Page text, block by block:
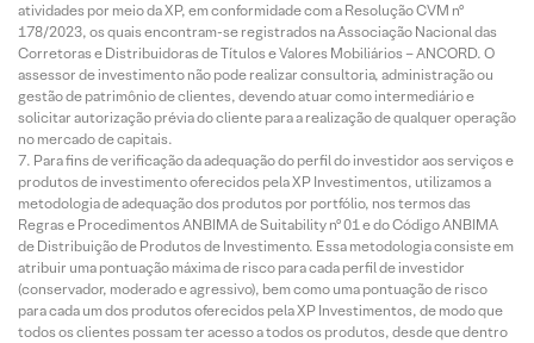
atividades por meio da XP, em conformidade com a Resolução CVM nº
178/2023, os quais encontram-se registrados na Associação Nacional das
Corretoras e Distribuidoras de Títulos e Valores Mobiliários – ANCORD. O
assessor de investimento não pode realizar consultoria, administração ou
gestão de patrimônio de clientes, devendo atuar como intermediário e
solicitar autorização prévia do cliente para a realização de qualquer operação
no mercado de capitais.
Para fins de verificação da adequação do perfil do investidor aos serviços e
produtos de investimento oferecidos pela XP Investimentos, utilizamos a
metodologia de adequação dos produtos por portfólio, nos termos das
Regras e Procedimentos ANBIMA de Suitability nº 01 e do Código ANBIMA
de Distribuição de Produtos de Investimento. Essa metodologia consiste em
atribuir uma pontuação máxima de risco para cada perfil de investidor
(conservador, moderado e agressivo), bem como uma pontuação de risco
para cada um dos produtos oferecidos pela XP Investimentos, de modo que
todos os clientes possam ter acesso a todos os produtos, desde que dentro